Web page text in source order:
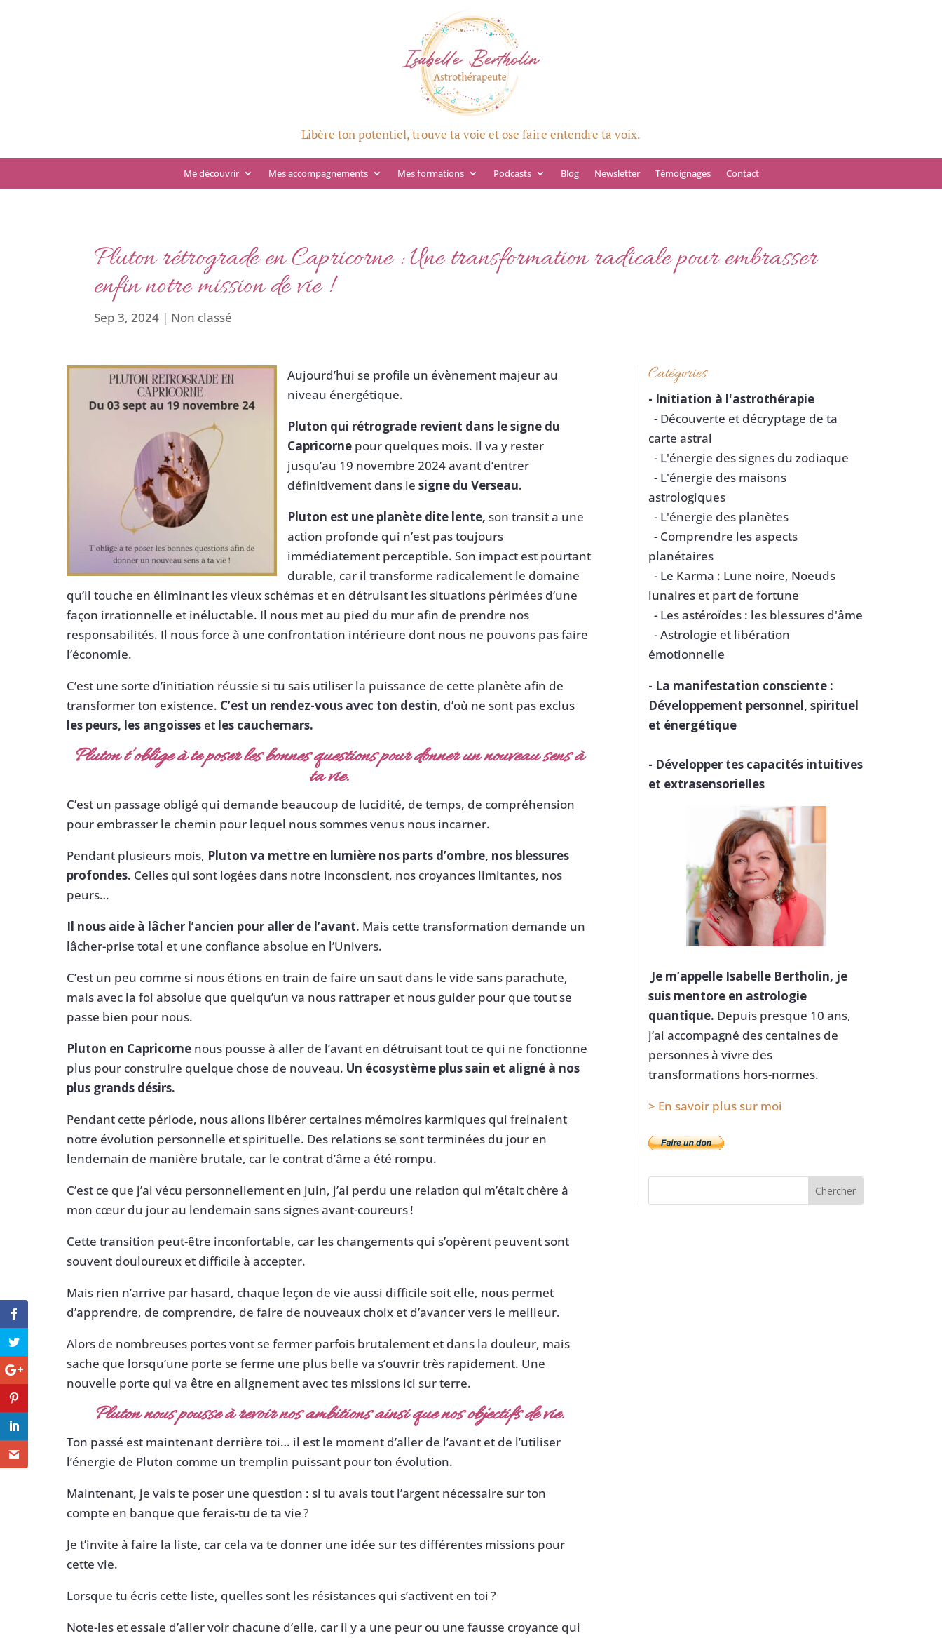
Libère ton potentiel, trouve ta voie et ose faire entendre ta voix.
Me découvrir Mes accompagnements Mes formations Podcasts Blog Newsletter Témoignages Contact
Pluton rétrograde en Capricorne : Une transformation radicale pour embrasser
enfin notre mission de vie !
Sep 3, 2024 | Non classé
Aujourd’hui se profile un évènement majeur au
niveau énergétique.
Pluton qui rétrograde revient dans le signe du
Capricornepour quelques mois. Il va y rester
jusqu’au 19 novembre 2024 avant d’entrer
définitivement dans le signe du Verseau.
Pluton est une planète dite lente, son transit a une
action profonde qui n’est pas toujours
immédiatement perceptible. Son impact est pourtant
durable, car il transforme radicalement le domaine
qu’il touche en éliminant les vieux schémas et en détruisant les situations périmées d’une
façon irrationnelle et inéluctable. Il nous met au pied du mur afin de prendre nos
responsabilités. Il nous force à une confrontation intérieure dont nous ne pouvons pas faire
l’économie.
C’est une sorte d’initiation réussie si tu sais utiliser la puissance de cette planète afin de
transformer ton existence. C’est un rendez-vous avec ton destin, d’où ne sont pas exclus
les peurs, les angoisseset les cauchemars.
Pluton t’oblige à te poser les bonnes questions pour donner un nouveau sens à
ta vie.
C’est un passage obligé qui demande beaucoup de lucidité, de temps, de compréhension
pour embrasser le chemin pour lequel nous sommes venus nous incarner.
Pendant plusieurs mois, Pluton va mettre en lumière nos parts d’ombre, nos blessures
profondes. Celles qui sont logées dans notre inconscient, nos croyances limitantes, nos
peurs…
Il nous aide à lâcher l’ancien pour aller de l’avant. Mais cette transformation demande un
lâcher-prise total et une confiance absolue en l’Univers.
C’est un peu comme si nous étions en train de faire un saut dans le vide sans parachute,
mais avec la foi absolue que quelqu’un va nous rattraper et nous guider pour que tout se
passe bien pour nous.
Pluton en Capricornenous pousse à aller de l’avant en détruisant tout ce qui ne fonctionne
plus pour construire quelque chose de nouveau. Un écosystème plus sain et aligné à nos
plus grands désirs.
Pendant cette période, nous allons libérer certaines mémoires karmiques qui freinaient
notre évolution personnelle et spirituelle. Des relations se sont terminées du jour en
lendemain de manière brutale, car le contrat d’âme a été rompu.
C’est ce que j’ai vécu personnellement en juin, j’ai perdu une relation qui m’était chère à
mon cœur du jour au lendemain sans signes avant-coureurs !
Cette transition peut-être inconfortable, car les changements qui s’opèrent peuvent sont
souvent douloureux et difficile à accepter.
Mais rien n’arrive par hasard, chaque leçon de vie aussi difficile soit elle, nous permet
d’apprendre, de comprendre, de faire de nouveaux choix et d’avancer vers le meilleur.
Alors de nombreuses portes vont se fermer parfois brutalement et dans la douleur, mais
sache que lorsqu’une porte se ferme une plus belle va s’ouvrir très rapidement. Une
nouvelle porte qui va être en alignement avec tes missions ici sur terre.
Pluton nous pousse à revoir nos ambitions ainsi que nos objectifs de vie.
Ton passé est maintenant derrière toi… il est le moment d’aller de l’avant et de l’utiliser
l’énergie de Pluton comme un tremplin puissant pour ton évolution.
Maintenant, je vais te poser une question : si tu avais tout l’argent nécessaire sur ton
compte en banque que ferais-tu de ta vie ?
Je t’invite à faire la liste, car cela va te donner une idée sur tes différentes missions pour
cette vie.
Lorsque tu écris cette liste, quelles sont les résistances qui s’activent en toi ?
Note-les et essaie d’aller voir chacune d’elle, car il y a une peur ou une fausse croyance qui
Catégories
- Initiation à l'astrothérapie
- Découverte et décryptage de ta
carte astral
- L'énergie des signes du zodiaque
- L'énergie des maisons
astrologiques
- L'énergie des planètes
- Comprendre les aspects
planétaires
- Le Karma : Lune noire, Noeuds
lunaires et part de fortune
- Les astéroïdes : les blessures d'âme
- Astrologie et libération
émotionnelle
- La manifestation consciente :
Développement personnel, spirituel
et énergétique
- Développer tes capacités intuitives
et extrasensorielles
Je m’appelle Isabelle Bertholin, je
suis mentore en astrologie
quantique. Depuis presque 10 ans,
j’ai accompagné des centaines de
personnes à vivre des
transformations hors-normes.
> En savoir plus sur moi